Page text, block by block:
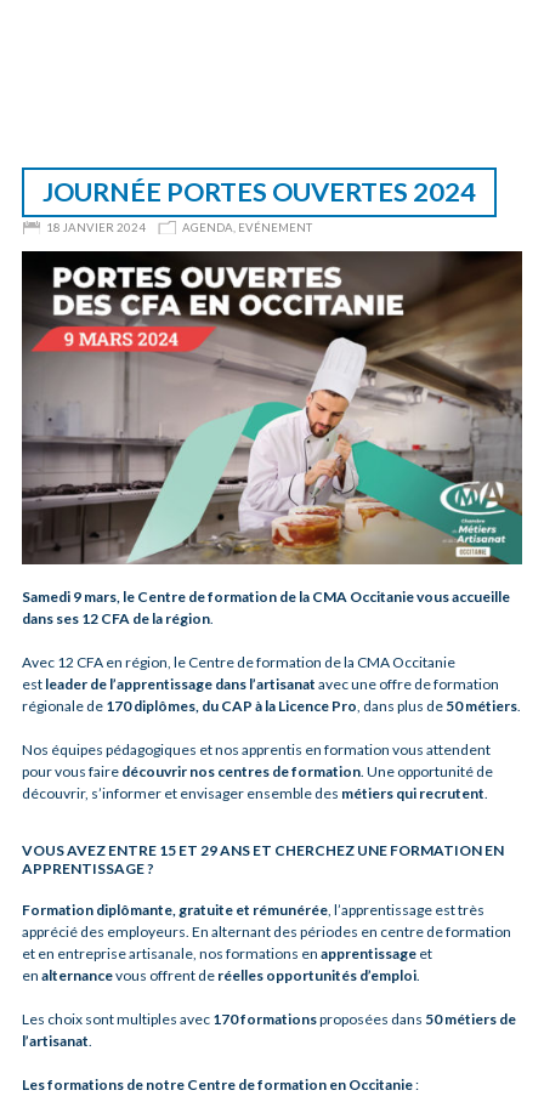
JOURNÉE PORTES OUVERTES 2024
18 JANVIER 2024 AGENDA EVÉNEMENT
Samedi 9 mars, le Centre de formation de la CMA Occitanie vous accueille
dans ses 12 CFA de la région.
Avec 12 CFA en région, le Centre de formation de la CMA Occitanie
est leader de l’apprentissage dans l’artisanat avec une offre de formation
régionale de170 diplômes, du CAP à la Licence Pro, dans plus de 50 métiers.
Nos équipes pédagogiques et nos apprentis en formation vous attendent
pour vous faire découvrir nos centres de formation. Une opportunité de
découvrir, s’informer et envisager ensemble des métiers qui recrutent.
VOUS AVEZ ENTRE 15 ET 29 ANS ET CHERCHEZ UNE FORMATION EN
APPRENTISSAGE ?
Formation diplômante, gratuite et rémunérée, l’apprentissage est très
apprécié des employeurs. En alternant des périodes en centre de formation
et en entreprise artisanale, nos formations en apprentissage et
en alternancevous offrent de réelles opportunités d’emploi.
Les choix sont multiples avec 170 formationsproposées dans 50 métiers de
l’artisanat.
Les formations de notre Centre de formation en Occitanie: